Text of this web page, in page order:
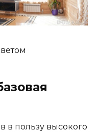
в пользу высокого